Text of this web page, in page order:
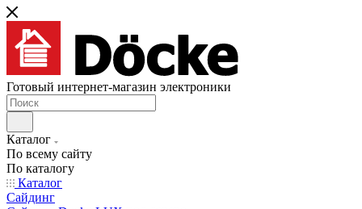
Готовый интернет-магазин электроники
Каталог
По всему сайту
По каталогу
Каталог
Сайдинг